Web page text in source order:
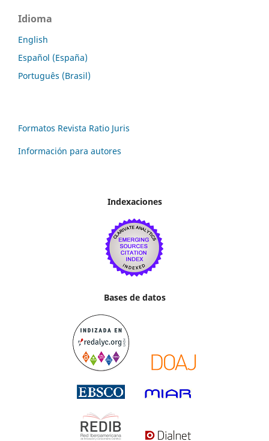
Idioma
English
Español (España)
Português (Brasil)
Formatos Revista Ratio Juris
Información para autores
Indexaciones
Bases de datos